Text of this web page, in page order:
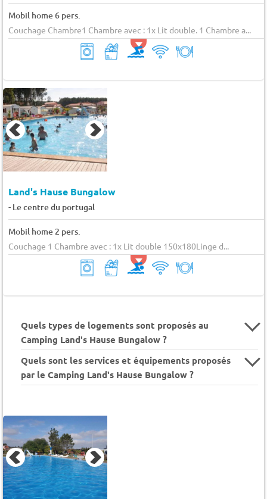
Mobil home 6 pers.
Couchage Chambre1 Chambre avec : 1x Lit double. 1 Chambre a...
Land's Hause Bungalow
- Le centre du portugal
Mobil home 2 pers.
Couchage 1 Chambre avec : 1x Lit double 150x180Linge d...
Quels types de logements sont proposés au
Camping Land's Hause Bungalow ?
Quels sont les services et équipements proposés
par le Camping Land's Hause Bungalow ?